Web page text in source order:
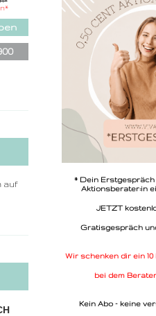
*
auf
* Dein Erstgespräch
Aktionsberater:in
JETZT
Gratisgespräch
Wir schenken dir ein
bei dem
Kein Abo - keine